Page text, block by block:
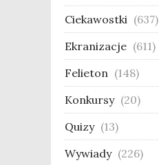
Ciekawostki (637)
Ekranizacje (611)
Felieton (148)
Konkursy (20)
Quizy (13)
Wywiady (226)